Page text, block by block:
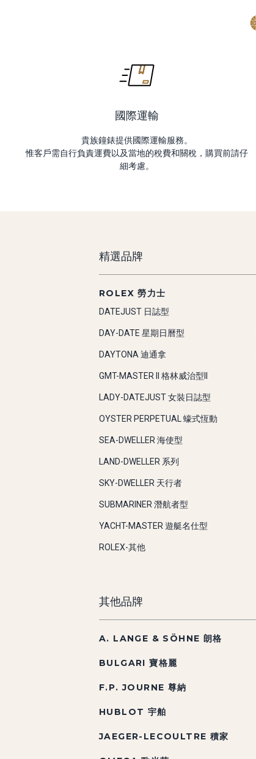
國際運輸
貴族鐘錶提供國際運輸服務。
惟客戶需自行負責運費以及當地的稅費和關稅，購買前請仔
細考慮。
精選品牌
ROLEX 勞力士
DATEJUST 日誌型
DAY-DATE 星期日曆型
DAYTONA 迪通拿
GMT-MASTER II 格林威治型II
LADY-DATEJUST 女裝日誌型
OYSTER PERPETUAL 蠔式恆動
SEA-DWELLER 海使型
LAND-DWELLER 系列
SKY-DWELLER 天行者
SUBMARINER 潛航者型
YACHT-MASTER 遊艇名仕型
ROLEX-其他
其他品牌
A. LANGE & SÖHNE 朗格
BULGARI 寶格麗
F.P. JOURNE 尊納
HUBLOT 宇舶
JAEGER-LECOULTRE 積家